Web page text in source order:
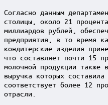
Согласно данным
столицы, около 21
миллиардов рублей,
предприятия, в то время
кондитерские изделия
что составляет почти 15
молочной продукции также
выручка которых
соответствует более 12
отрасли.